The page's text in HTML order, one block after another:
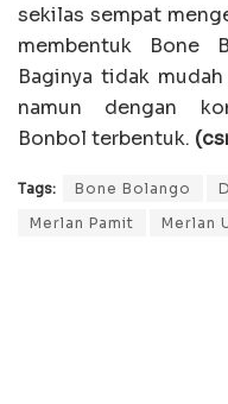
sekilas sempat
membentuk Bone
Baginya tidak
namun dengan
Bonbol terbentuk.
Tags: Bone Bolango
Merlan Pamit
Merlan